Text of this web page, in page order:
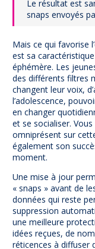
Le résultat est
snaps envoyés
Mais ce qui favorise
est sa
éphémère. Les
des différents filtres
changent leur voix,
l’adolescence,
en changer
et se socialiser.
omniprésent sur
également son
moment.
Une mise à jour
« snaps » avant de
données qui reste
suppression
une meilleure
idées reçues, de
réticences à diffuser